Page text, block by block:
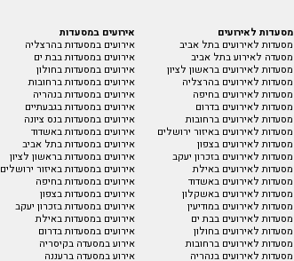
מסעדות לאירועים
מסעדות לאירועים בתל אביב
מסעדה לאירוע בתל אביב
מסעדות לאירועים בראשון לציון
מסעדות לאירועים בהרצליה
מסעדות לאירועים בחיפה
מסעדות לאירועים בדרום
מסעדות לאירועים ברחובות
מסעדות לאירועים באיזור ירושלים
מסעדות לאירועים בצפון
מסעדות לאירועים בזכרון יעקב
מסעדות לאירועים באילת
מסעדות לאירועים באשדוד
מסעדות לאירועים באשקלון
מסעדות לאירועים במודיעין
מסעדות לאירועים בבת ים
מסעדות לאירועים בחולון
מסעדות לאירועים ברחובות
מסעדות לאירועים בנהריה
אירועים במסעדות
אירועים במסעדות בהרצליה
אירועים במסעדות בבת ים
אירועים במסעדות בחולון
אירועים במסעדות ברחובות
אירועים במסעדות בנהריה
אירועים במסעדות בגבעתיים
אירועים במסעדות בנס ציונה
אירועים במסעדות באשדוד
אירועים במסעדות בתל אביב
אירועים במסעדות בראשון לציון
אירועים במסעדות באיזור ירושלים
אירועים במסעדות בחיפה
אירועים במסעדות בצפון
אירועים במסעדות בזכרון יעקב
אירועים במסעדות באילת
אירועים במסעדות בדרום
אירוע במסעדה בקיסריה
אירוע במסעדה ברעננה